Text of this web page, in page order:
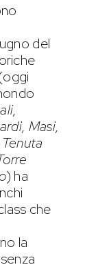
del
Masi,
) ha
che
la